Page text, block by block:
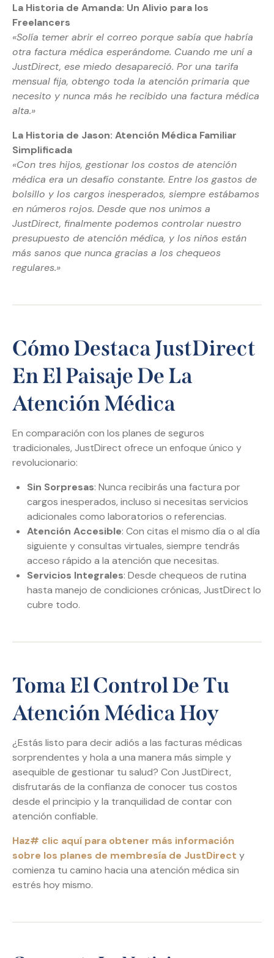
La Historia de Amanda: Un Alivio para los
Freelancers
«Solía temer abrir el correo porque sabía que habría
otra factura médica esperándome. Cuando me uní a
JustDirect, ese miedo desapareció. Por una tarifa
mensual fija, obtengo toda la atención primaria que
necesito y nunca más he recibido una factura médica
alta.»
La Historia de Jason: Atención Médica Familiar
Simplificada
«Con tres hijos, gestionar los costos de atención
médica era un desafío constante. Entre los gastos de
bolsillo y los cargos inesperados, siempre estábamos
en números rojos. Desde que nos unimos a
JustDirect, finalmente podemos controlar nuestro
presupuesto de atención médica, y los niños están
más sanos que nunca gracias a los chequeos
regulares.»
Cómo Destaca JustDirect
En El Paisaje De La
Atención Médica
En comparación con los planes de seguros
tradicionales, JustDirect ofrece un enfoque único y
revolucionario:
Sin Sorpresas: Nunca recibirás una factura por
cargos inesperados, incluso si necesitas servicios
adicionales como laboratorios o referencias.
Atención Accesible: Con citas el mismo día o al día
siguiente y consultas virtuales, siempre tendrás
acceso rápido a la atención que necesitas.
Servicios Integrales: Desde chequeos de rutina
hasta manejo de condiciones crónicas, JustDirect lo
cubre todo.
Toma El Control De Tu
Atención Médica Hoy
¿Estás listo para decir adiós a las facturas médicas
sorprendentes y hola a una manera más simple y
asequible de gestionar tu salud? Con JustDirect,
disfrutarás de la confianza de conocer tus costos
desde el principio y la tranquilidad de contar con
atención confiable.
Haz# clic aquí para obtener más información
sobre los planes de membresía de JustDirect y
comienza tu camino hacia una atención médica sin
estrés hoy mismo.